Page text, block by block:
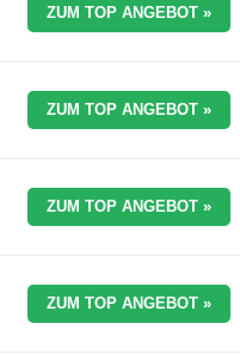
ZUM TOP ANGEBOT »
ZUM TOP ANGEBOT »
ZUM TOP ANGEBOT »
ZUM TOP ANGEBOT »